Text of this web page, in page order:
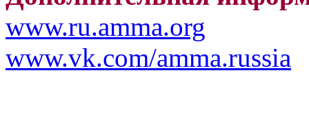
www.ru.amma.org
www.vk.com/amma.russia